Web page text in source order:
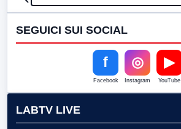
SEGUICI SUI SOCIAL
f
Facebook
◎
Instagram
▶
YouTube
LABTV LIVE